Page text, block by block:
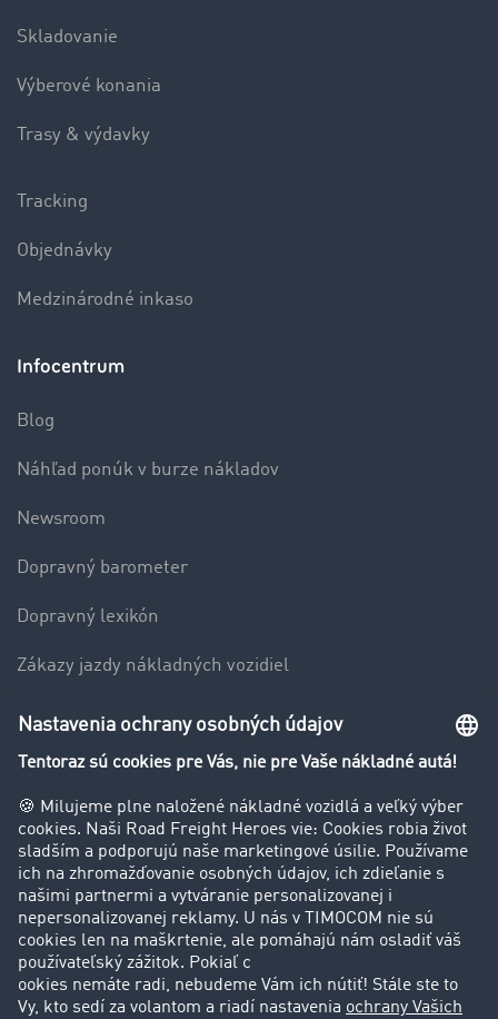
Skladovanie
Výberové konania
Trasy & výdavky
Tracking
Objednávky
Medzinárodné inkaso
Infocentrum
Blog
Náhľad ponúk v burze nákladov
Newsroom
Dopravný barometer
Dopravný lexikón
Zákazy jazdy nákladných vozidiel
Firma
Príbehy zákazníkov
Zákazníci získavajú zákazníkov
Podpora
Kontakt